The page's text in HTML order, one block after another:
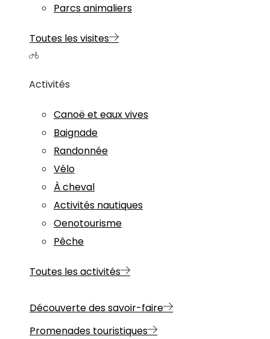
Parcs animaliers
Toutes les visites
Activités
Canoë et eaux vives
Baignade
Randonnée
Vélo
À cheval
Activités nautiques
Oenotourisme
Pêche
Toutes les activités
Découverte des savoir-faire
Promenades touristiques